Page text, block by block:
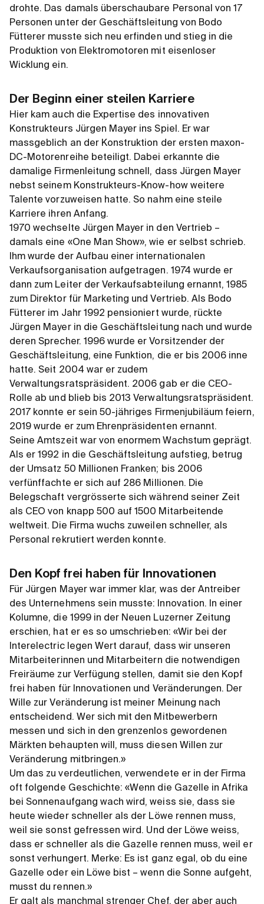
drohte. Das damals überschaubare Personal von 17
Personen unter der Geschäftsleitung von Bodo
Fütterer musste sich neu erfinden und stieg in die
Produktion von Elektromotoren mit eisenloser
Wicklung ein.
Der Beginn einer steilen Karriere
Hier kam auch die Expertise des innovativen
Konstrukteurs Jürgen Mayer ins Spiel. Er war
massgeblich an der Konstruktion der ersten maxon-
DC-Motorenreihe beteiligt. Dabei erkannte die
damalige Firmenleitung schnell, dass Jürgen Mayer
nebst seinem Konstrukteurs-Know-how weitere
Talente vorzuweisen hatte. So nahm eine steile
Karriere ihren Anfang.
1970 wechselte Jürgen Mayer in den Vertrieb –
damals eine «One Man Show», wie er selbst schrieb.
Ihm wurde der Aufbau einer internationalen
Verkaufsorganisation aufgetragen. 1974 wurde er
dann zum Leiter der Verkaufsabteilung ernannt, 1985
zum Direktor für Marketing und Vertrieb. Als Bodo
Fütterer im Jahr 1992 pensioniert wurde, rückte
Jürgen Mayer in die Geschäftsleitung nach und wurde
deren Sprecher. 1996 wurde er Vorsitzender der
Geschäftsleitung, eine Funktion, die er bis 2006 inne
hatte. Seit 2004 war er zudem
Verwaltungsratspräsident. 2006 gab er die CEO-
Rolle ab und blieb bis 2013 Verwaltungsratspräsident.
2017 konnte er sein 50-jähriges Firmenjubiläum feiern,
2019 wurde er zum Ehrenpräsidenten ernannt.
Seine Amtszeit war von enormem Wachstum geprägt.
Als er 1992 in die Geschäftsleitung aufstieg, betrug
der Umsatz 50 Millionen Franken; bis 2006
verfünffachte er sich auf 286 Millionen. Die
Belegschaft vergrösserte sich während seiner Zeit
als CEO von knapp 500 auf 1500 Mitarbeitende
weltweit. Die Firma wuchs zuweilen schneller, als
Personal rekrutiert werden konnte.
Den Kopf frei haben für Innovationen
Für Jürgen Mayer war immer klar, was der Antreiber
des Unternehmens sein musste: Innovation. In einer
Kolumne, die 1999 in der Neuen Luzerner Zeitung
erschien, hat er es so umschrieben: «Wir bei der
Interelectric legen Wert darauf, dass wir unseren
Mitarbeiterinnen und Mitarbeitern die notwendigen
Freiräume zur Verfügung stellen, damit sie den Kopf
frei haben für Innovationen und Veränderungen. Der
Wille zur Veränderung ist meiner Meinung nach
entscheidend. Wer sich mit den Mitbewerbern
messen und sich in den grenzenlos gewordenen
Märkten behaupten will, muss diesen Willen zur
Veränderung mitbringen.»
Um das zu verdeutlichen, verwendete er in der Firma
oft folgende Geschichte: «Wenn die Gazelle in Afrika
bei Sonnenaufgang wach wird, weiss sie, dass sie
heute wieder schneller als der Löwe rennen muss,
weil sie sonst gefressen wird. Und der Löwe weiss,
dass er schneller als die Gazelle rennen muss, weil er
sonst verhungert. Merke: Es ist ganz egal, ob du eine
Gazelle oder ein Löwe bist – wenn die Sonne aufgeht,
musst du rennen.»
Er galt als manchmal strenger Chef, der aber auch